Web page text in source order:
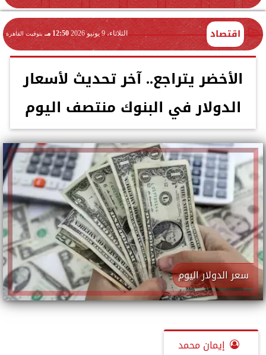
اقتصاد الثلاثاء، 9 يونيو 2026 12:50 مـ بتوقيت القاهرة
الأخضر يتراجع.. آخر تحديث لأسعار
الدولار في البنوك منتصف اليوم
سعر الدولار اليوم
إيمان محمد